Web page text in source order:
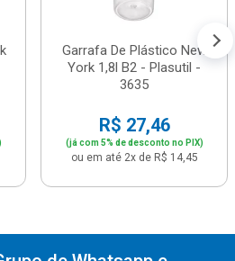
Garrafa De Plástico New
York 1,8l B2 - Plasutil -
3635
R$ 27,46
(já com 5% de desconto no PIX)
ou em até 2x de R$ 14,45